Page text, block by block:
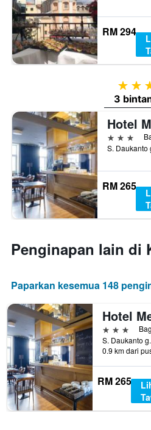
RM 294
3
3
3 bintang
RM 265
Penginapan lain di
Paparkan kesemua 148
3 bintang
0.9 km dari
RM 265